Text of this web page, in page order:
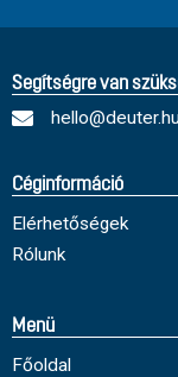
Segítségre van
Céginformáció
Elérhetőségek
Rólunk
Menü
Főoldal